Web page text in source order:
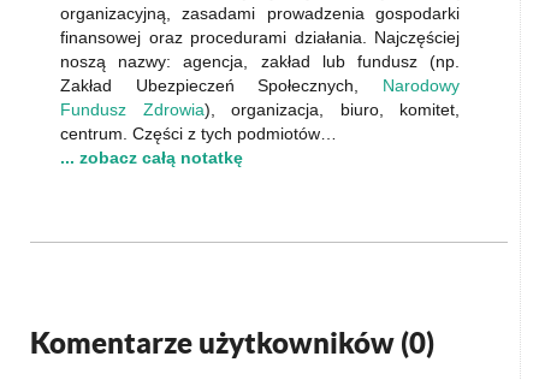
organizacyjną, zasadami prowadzenia gospodarki
finansowej oraz procedurami działania. Najczęściej
noszą nazwy: agencja, zakład lub fundusz (np.
Zakład Ubezpieczeń Społecznych, Narodowy
Fundusz Zdrowia), organizacja, biuro, komitet,
centrum. Części z tych podmiotów…
... zobacz całą notatkę
Komentarze użytkowników (0)